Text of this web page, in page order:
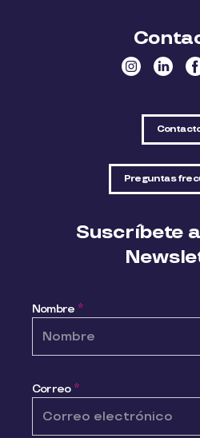
Preguntas
Suscríbete
Nombre *
Correo *